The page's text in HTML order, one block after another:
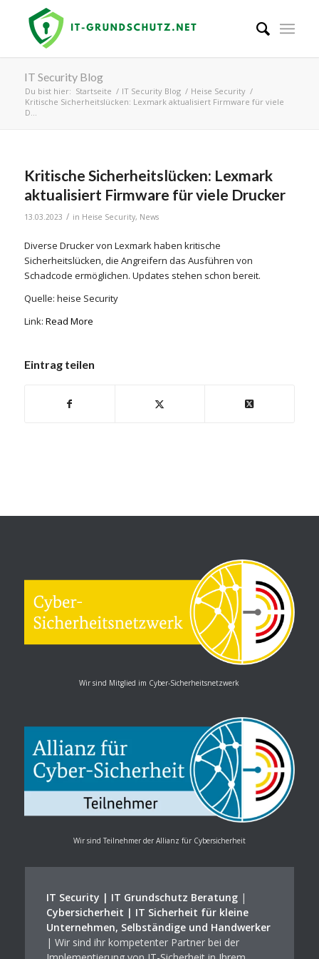
IT Security Blog
Du bist hier: Startseite / IT Security Blog / Heise Security /
Kritische Sicherheitslücken: Lexmark aktualisiert Firmware für viele
D...
Kritische Sicherheitslücken: Lexmark
aktualisiert Firmware für viele Drucker
13.03.2023 / in Heise Security, News
Diverse Drucker von Lexmark haben kritische
Sicherheitslücken, die Angreifern das Ausführen von
Schadcode ermöglichen. Updates stehen schon bereit.
Quelle: heise Security
Link: Read More
Eintrag teilen
Wir sind Mitglied im Cyber-Sicherheitsnetzwerk
Wir sind Teilnehmer der Allianz für Cybersicherheit
IT Security | IT Grundschutz Beratung|
Cybersicherheit | IT Sicherheit für kleine
Unternehmen, Selbständige und Handwerker
| Wir sind ihr kompetenter Partner bei der